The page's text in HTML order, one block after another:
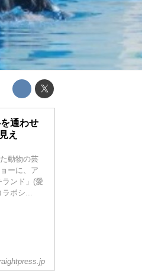
通わせ
え
動物の芸
ーに、ア
ンド」(愛
ラボシ...